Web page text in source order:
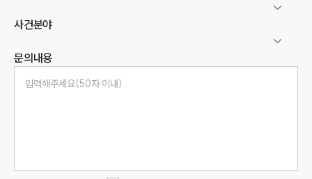
사건분야
문의내용